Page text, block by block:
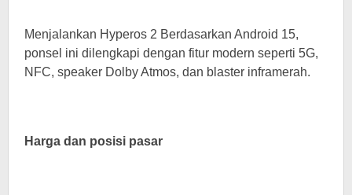
Menjalankan Hyperos 2 Berdasarkan Android 15,
ponsel ini dilengkapi dengan fitur modern seperti 5G,
NFC, speaker Dolby Atmos, dan blaster inframerah.
Harga dan posisi pasar